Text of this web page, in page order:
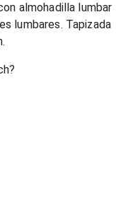
almohadilla lumbar
lumbares. Tapizada